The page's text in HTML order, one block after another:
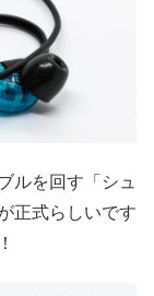
ルを回す「シュ
正式らしいです